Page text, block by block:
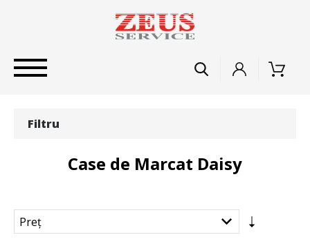
Filtru
Case de Marcat Daisy